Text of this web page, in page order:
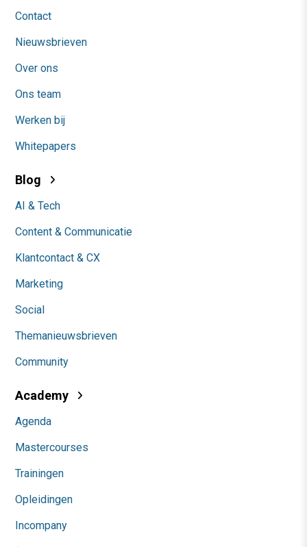
Contact
Nieuwsbrieven
Over ons
Ons team
Werken bij
Whitepapers
Blog
AI & Tech
Content & Communicatie
Klantcontact & CX
Marketing
Social
Themanieuwsbrieven
Community
Academy
Agenda
Mastercourses
Trainingen
Opleidingen
Incompany